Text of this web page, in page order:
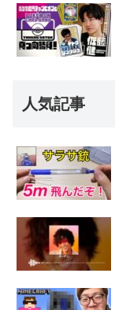
人気記事